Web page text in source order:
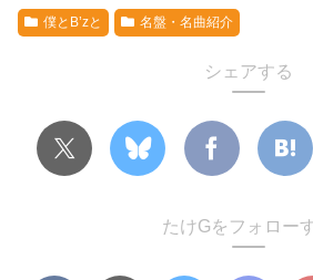
僕とB’zと 名盤・名曲紹介
シェアする
たけGをフォロー